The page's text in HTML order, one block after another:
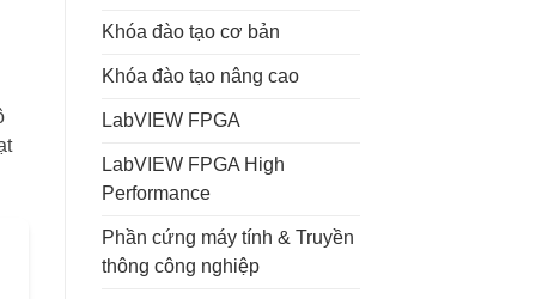
Khóa đào tạo cơ bản
Khóa đào tạo nâng cao
LabVIEW FPGA
LabVIEW FPGA High
Performance
Phần cứng máy tính & Truyền
thông công nghiệp